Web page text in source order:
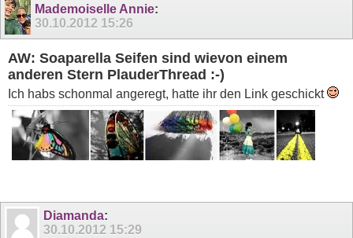
Mademoiselle Annie:
30.10.2012 15:26
AW: Soaparella Seifen sind wievon einem
anderen Stern PlauderThread :-)
Ich habs schonmal angeregt, hatte ihr den Link geschickt
Diamanda:
30.10.2012 15:29